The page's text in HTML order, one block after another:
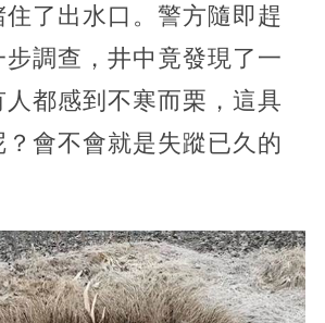
了出水口。警方隨即趕
調查，井中竟發現了一
都感到不寒而栗，這具
？會不會就是失蹤已久的